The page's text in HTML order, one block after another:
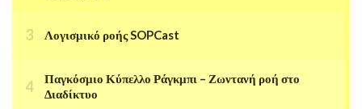
Λογισμικό ροής SOPCast
Παγκόσμιο Κύπελλο Ράγκμπι – Ζωντανή ροή στο
Διαδίκτυο